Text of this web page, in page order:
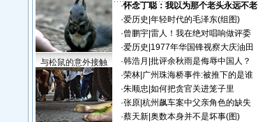
与松鼠的意外接触
·怀念丁聪：我以为那个老头永远不老
·爱历史 年轻时代的毛泽东(组图)
·曾鹏宇| 雷人！我在绝对唱响做评委
·爱历史 1977年华国锋视察大庆油田
·韩浩月 批评余秋雨是侮辱中国人？
·荣林| 广州珠海桥事件:被推下的是谁
·朱顺忠 如何把贪官关进笼子里
·张原| 杭州飙车案中父亲角色的缺失
·蔡天新| 奥数本身并不是坏事(图)